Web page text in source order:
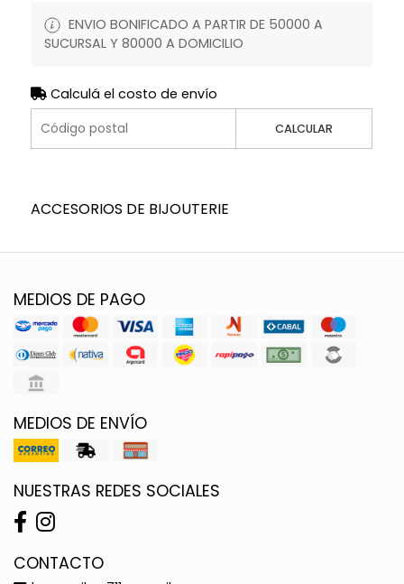
ENVIO BONIFICADO A PARTIR DE 50000 A
SUCURSAL Y 80000 A DOMICILIO
Calculá el costo de envío
CALCULAR
ACCESORIOS DE BIJOUTERIE
MEDIOS DE PAGO
MEDIOS DE ENVÍO
NUESTRAS REDES SOCIALES
CONTACTO